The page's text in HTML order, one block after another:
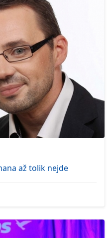
až tolik nejde